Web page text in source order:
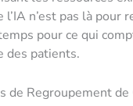
n’est pas là pour
pour ce qui
des patients.
de Regroupement